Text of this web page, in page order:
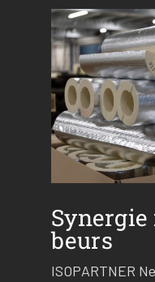
beurs
ISOPARTNER